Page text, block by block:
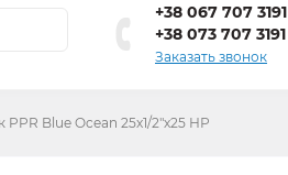
+38 067 707 3191
+38 073 707 3191
Заказать звонок
PPR Blue Ocean 25х1/2"х25 НР